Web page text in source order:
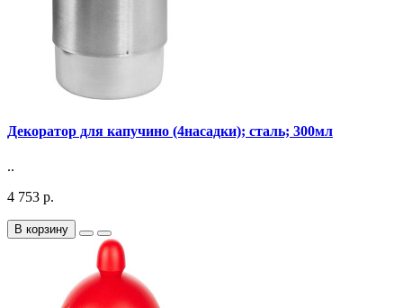
Декоратор для капучино (4насадки); сталь; 300мл
..
4 753 р.
В корзину